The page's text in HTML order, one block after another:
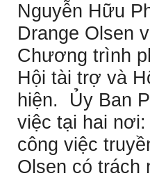
Nguyễn Hữu
Drange Olsen
Chương trình
Hội tài trợ và
hiện. Ủy Ban
việc tại hai
công việc
Olsen có trách